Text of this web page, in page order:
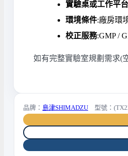
實驗桌或工作平台
環境條件:廠房環
校正服務:GMP /
如有完整實驗室規劃需求(
品牌： 島津SHIMADZU 型號：